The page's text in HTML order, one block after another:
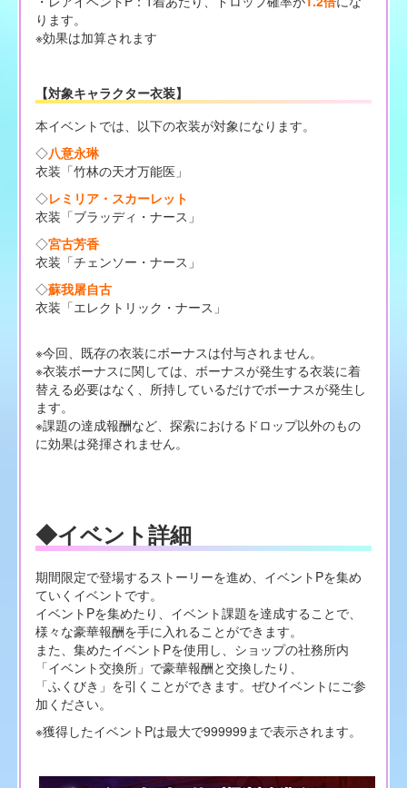
ります。
※効果は加算されます
【対象キャラクター衣装】
本イベントでは、以下の衣装が対象になります。
◇八意永琳
衣装「竹林の天才万能医」
◇レミリア・スカーレット
衣装「ブラッディ・ナース」
◇宮古芳香
衣装「チェンソー・ナース」
◇蘇我屠自古
衣装「エレクトリック・ナース」
※今回、既存の衣装にボーナスは付与されません。
※衣装ボーナスに関しては、ボーナスが発生する衣装に着
替える必要はなく、所持しているだけでボーナスが発生し
ます。
※課題の達成報酬など、探索におけるドロップ以外のもの
に効果は発揮されません。
◆イベント詳細
期間限定で登場するストーリーを進め、イベントPを集め
ていくイベントです。
イベントPを集めたり、イベント課題を達成することで、
様々な豪華報酬を手に入れることができます。
また、集めたイベントPを使用し、ショップの社務所内
「イベント交換所」で豪華報酬と交換したり、
「ふくびき」を引くことができます。ぜひイベントにご参
加ください。
※獲得したイベントPは最大で999999まで表示されます。